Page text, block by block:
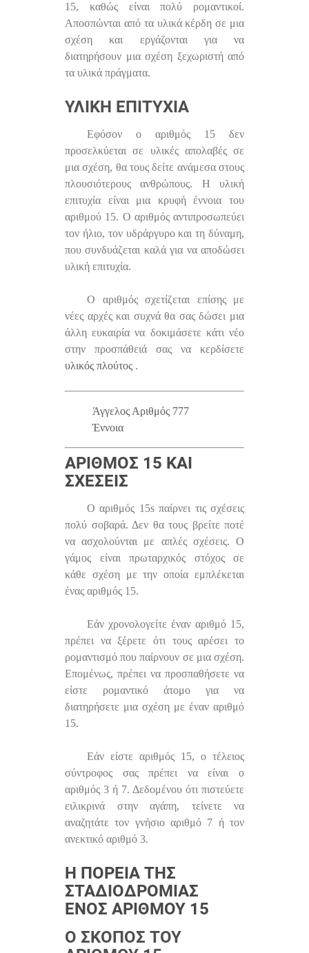
15, καθώς είναι πολύ ρομαντικοί.
Αποσπώνται από τα υλικά κέρδη σε μια
σχέση και εργάζονται για να
διατηρήσουν μια σχέση ξεχωριστή από
τα υλικά πράγματα.
ΥΛΙΚΉ ΕΠΙΤΥΧΊΑ
Εφόσον ο αριθμός 15 δεν
προσελκύεται σε υλικές απολαβές σε
μια σχέση, θα τους δείτε ανάμεσα στους
πλουσιότερους ανθρώπους. Η υλική
επιτυχία είναι μια κρυφή έννοια του
αριθμού 15. Ο αριθμός αντιπροσωπεύει
τον ήλιο, τον υδράργυρο και τη δύναμη,
που συνδυάζεται καλά για να αποδώσει
υλική επιτυχία.
Ο αριθμός σχετίζεται επίσης με
νέες αρχές και συχνά θα σας δώσει μια
άλλη ευκαιρία να δοκιμάσετε κάτι νέο
στην προσπάθειά σας να κερδίσετε
υλικός πλούτος .
Άγγελος Αριθμός 777
Έννοια
ΑΡΙΘΜΌΣ 15 ΚΑΙ
ΣΧΈΣΕΙΣ
Ο αριθμός 15s παίρνει τις σχέσεις
πολύ σοβαρά. Δεν θα τους βρείτε ποτέ
να ασχολούνται με απλές σχέσεις. Ο
γάμος είναι πρωταρχικός στόχος σε
κάθε σχέση με την οποία εμπλέκεται
ένας αριθμός 15.
Εάν χρονολογείτε έναν αριθμό 15,
πρέπει να ξέρετε ότι τους αρέσει το
ρομαντισμό που παίρνουν σε μια σχέση.
Επομένως, πρέπει να προσπαθήσετε να
είστε ρομαντικό άτομο για να
διατηρήσετε μια σχέση με έναν αριθμό
15.
Εάν είστε αριθμός 15, ο τέλειος
σύντροφος σας πρέπει να είναι ο
αριθμός 3 ή 7. Δεδομένου ότι πιστεύετε
ειλικρινά στην αγάπη, τείνετε να
αναζητάτε τον γνήσιο αριθμό 7 ή τον
ανεκτικό αριθμό 3.
Η ΠΟΡΕΊΑ ΤΗΣ
ΣΤΑΔΙΟΔΡΟΜΊΑΣ
ΕΝΌΣ ΑΡΙΘΜΟΎ 15
Ο ΣΚΟΠΌΣ ΤΟΥ